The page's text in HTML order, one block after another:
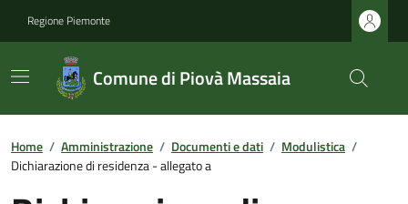
Regione Piemonte
Comune di Piovà Massaia
Home / Amministrazione / Documenti e dati / Modulistica /
Dichiarazione di residenza - allegato a